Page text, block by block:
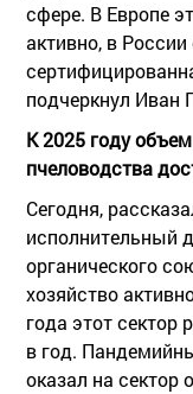
сфере. В Европе
активно, в
подчеркнул Иван
К 2025 году
пчеловодства
Сегодня,
исполнительный
органического
хозяйство
года этот сектор
в год.
оказал на сектор